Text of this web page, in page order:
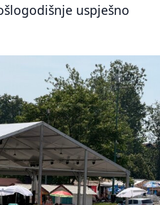
uspješno